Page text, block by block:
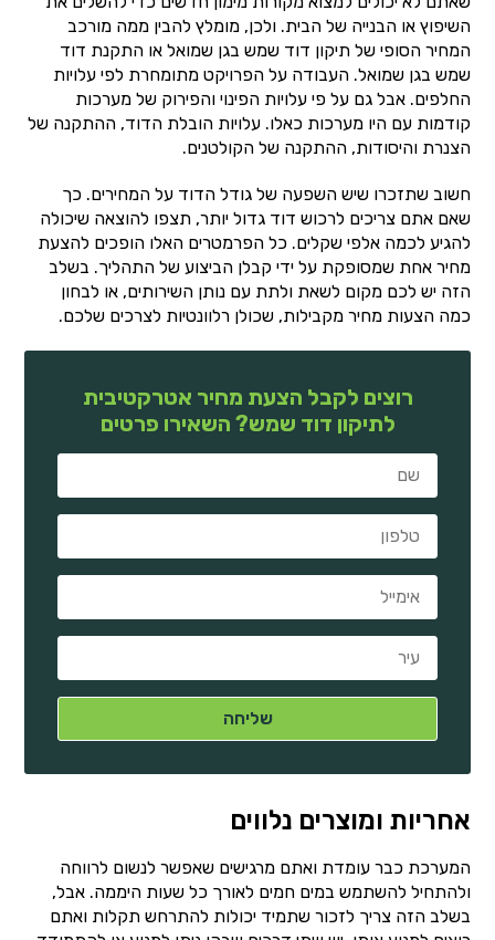
השיפוץ או הבנייה של הבית. ולכן, מומלץ להבין ממה מורכב
המחיר הסופי של תיקון דוד שמש בגן שמואל או התקנת דוד
שמש בגן שמואל. העבודה על הפרויקט מתומחרת לפי עלויות
החלפים. אבל גם על פי עלויות הפינוי והפירוק של מערכות
קודמות עם היו מערכות כאלו. עלויות הובלת הדוד, ההתקנה של
הצנרת והיסודות, ההתקנה של הקולטנים.
חשוב שתזכרו שיש השפעה של גודל הדוד על המחירים. כך
שאם אתם צריכים לרכוש דוד גדול יותר, תצפו להוצאה שיכולה
להגיע לכמה אלפי שקלים. כל הפרמטרים האלו הופכים להצעת
מחיר אחת שמסופקת על ידי קבלן הביצוע של התהליך. בשלב
הזה יש לכם מקום לשאת ולתת עם נותן השירותים, או לבחון
כמה הצעות מחיר מקבילות, שכולן רלוונטיות לצרכים שלכם.
רוצים לקבל הצעת מחיר אטרקטיבית
לתיקון דוד שמש? השאירו פרטים
אחריות ומוצרים נלווים
המערכת כבר עומדת ואתם מרגישים שאפשר לנשום לרווחה
ולהתחיל להשתמש במים חמים לאורך כל שעות היממה. אבל,
בשלב הזה צריך לזכור שתמיד יכולות להתרחש תקלות ואתם